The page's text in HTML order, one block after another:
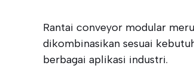
Rantai conveyor modular
dikombinasikan sesuai
berbagai aplikasi industri.